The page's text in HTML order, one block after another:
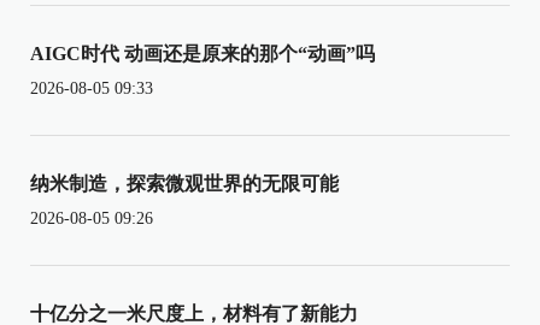
AIGC时代 动画还是原来的那个“动画”吗
2026-08-05 09:33
纳米制造，探索微观世界的无限可能
2026-08-05 09:26
十亿分之一米尺度上，材料有了新能力